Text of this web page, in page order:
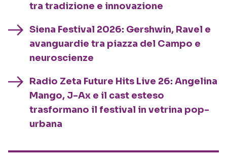
tra tradizione e innovazione
Siena Festival 2026: Gershwin, Ravel e
avanguardie tra piazza del Campo e
neuroscienze
Radio Zeta Future Hits Live 26: Angelina
Mango, J-Ax e il cast esteso
trasformano il festival in vetrina pop-
urbana